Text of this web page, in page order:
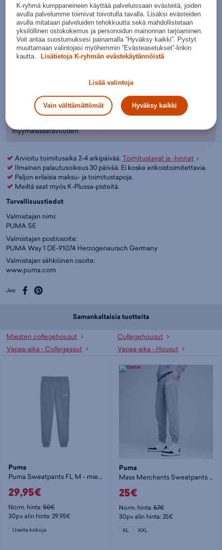
Miesten vaatteet,Vapaa-aika - Vapaa-ajan vaatteet,Puma
Väri:Musta(691789)
Musta
Valitse koko:
S
M L XL XXL Kokotaulukko
Tarkista saatavuus ja nouda myymälästä
Verkkokauppa: SaatavillaMyymälät:
myymäläsaatavuuden.
Arvioitu toimitusaika 2-4 arkipäivää. Toimitustavat ja -hinnat
Ilmainen palautusoikeus 30 päivää. Ei koske erikoistoimitettavia.
Paljon erilaisia maksu- ja toimitustapoja.
Meiltä saat myös K-Plussa-pisteitä.
Turvallisuustiedot
Valmistajan nimi:
PUMA SE
Valmistajan postiosoite:
PUMA Way 1 DE-91074 Herzogenaurach Germany
Valmistajan sähköinen osoite:
www.puma.com
Jaa:
Samankaltaisia tuotteita
Miesten collegehousut
Collegehousut
Vapaa-aika - Collegeasut
Vapaa-aika - Housut
Puma
Puma Sweatpants FL M - miesten collegehousut
29,95€
Norm. hinta:50€
30pv alin hinta: 29,95€
Useita kokoja
Puma
Mass Merchants Sweatpants FL M - miesten collegehousut
25€
Norm. hinta:57€
30pv alin hinta: 25€
XL XXL
K-ryhmä kumppaneineen käyttää palveluissaan evästeitä, joiden
avulla palvelumme toimivat toivotulla tavalla. Lisäksi evästeiden
avulla mitataan palveluiden tehokkuutta sekä mahdollistetaan
yksilöllinen ostokokemus ja personoidun mainonnan tarjoaminen.
Voit antaa suostumuksesi painamalla ”Hyväksy kaikki”. Pystyt
muuttamaan valintojasi myöhemmin ”Evästeasetukset”-linkin
kautta.
Lisätietoja K-ryhmän evästekäytännöistä
Lisää valintoja
Vain välttämättömät Hyväksy kaikki